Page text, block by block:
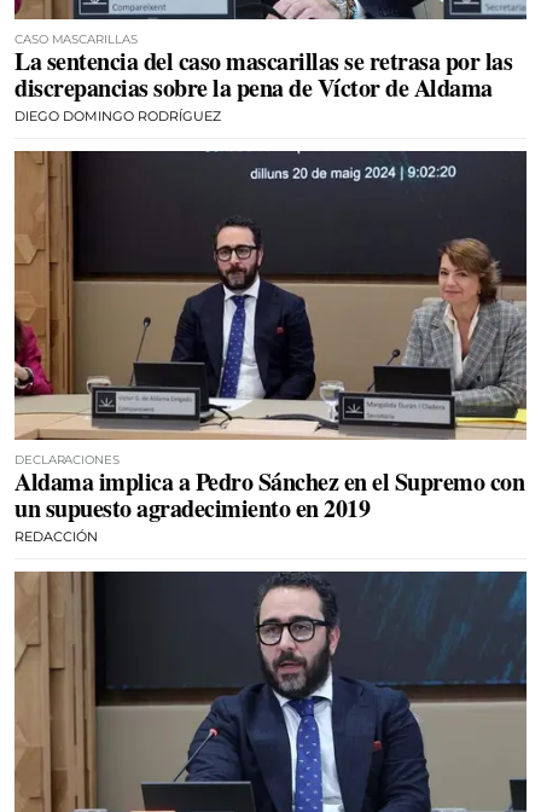
CASO MASCARILLAS
La sentencia del caso mascarillas se retrasa por las
discrepancias sobre la pena de Víctor de Aldama
DIEGO DOMINGO RODRÍGUEZ
DECLARACIONES
Aldama implica a Pedro Sánchez en el Supremo con
un supuesto agradecimiento en 2019
REDACCIÓN